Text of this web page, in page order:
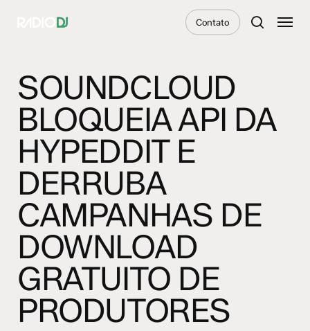
Contato
search
Menu
SOUNDCLOUD
BLOQUEIA API DA
HYPEDDIT E
DERRUBA
CAMPANHAS DE
DOWNLOAD
GRATUITO DE
PRODUTORES